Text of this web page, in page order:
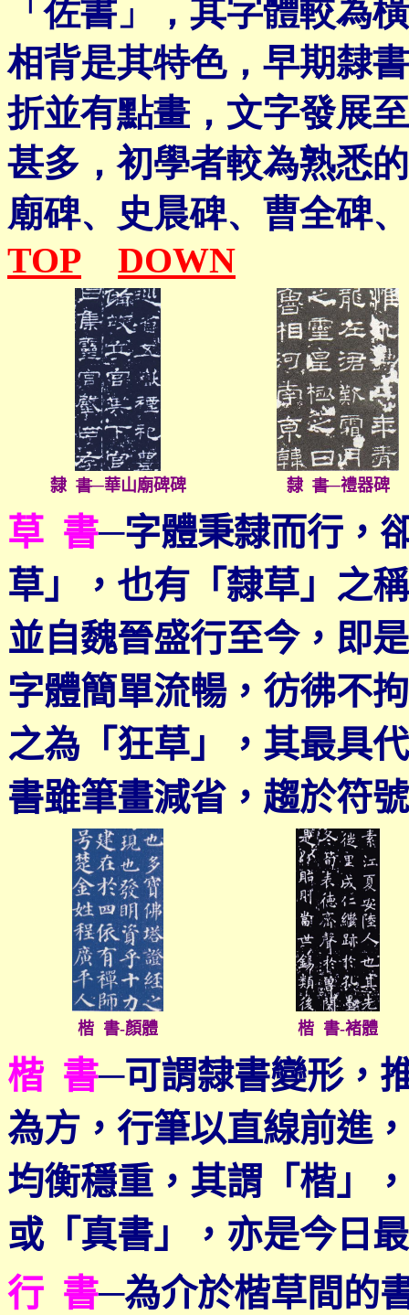
「佐書」，其字體較為
相背是其特色，早期隸
折並有點畫，文字發展
甚多，初學者較為熟悉
廟碑、史晨碑、曹全碑
TOP
DOWN
隸書─華山廟碑碑 隸書─禮器碑
草 書─字體秉隸而行，
草」，也有「隸草」之
並自魏晉盛行至今，即
字體簡單流暢，彷彿不
之為「狂草」，其最具
書雖筆畫減省，趨於符
楷 書-顏體 楷 書-褚體
楷 書─可謂隸書變形，
為方，行筆以直線前進
均衡穩重，其謂「楷」
或「真書」，亦是今日
行 書─為介於楷草間的